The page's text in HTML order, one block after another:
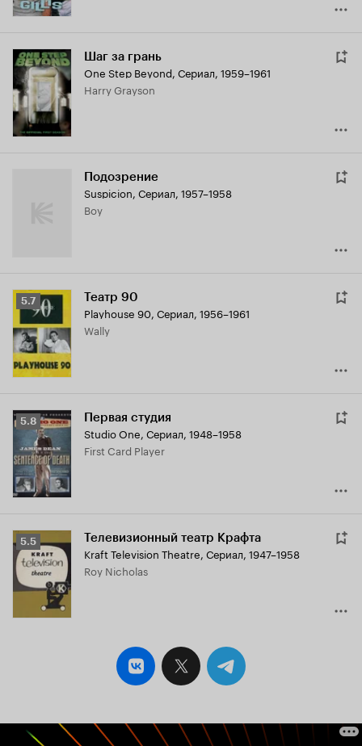
Шаг за грань
One Step Beyond, Сериал, 1959–1961
Harry Grayson
Подозрение
Suspicion, Сериал, 1957–1958
Boy
Рейтинг
Кинопоиска
5.7
5.7 Театр 90
Playhouse 90, Сериал, 1956–1961
Wally
Рейтинг
Кинопоиска
5.8
5.8 Первая студия
Studio One, Сериал, 1948–1958
First Card Player
Рейтинг
Кинопоиска
5.5
5.5 Телевизионный театр Крафта
Kraft Television Theatre, Сериал, 1947–1958
Roy Nicholas